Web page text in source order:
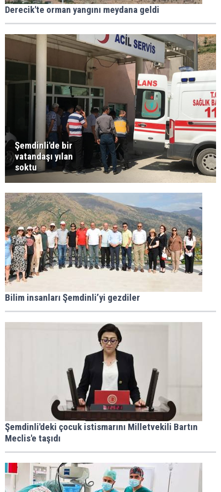
Derecik'te orman yangını meydana geldi
Şemdinli'de bir
vatandaşı yılan
soktu
Bilim insanları Şemdinli’yi gezdiler
Şemdinli'deki çocuk istismarını Milletvekili Bartın
Meclis'e taşıdı